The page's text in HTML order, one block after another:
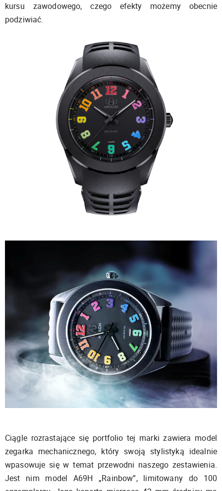
kursu zawodowego, czego efekty możemy obecnie
podziwiać.
Ciągle rozrastające się portfolio tej marki zawiera model
zegarka mechanicznego, który swoją stylistyką idealnie
wpasowuje się w temat przewodni naszego zestawienia.
Jest nim model A69H „Rainbow”, limitowany do 100